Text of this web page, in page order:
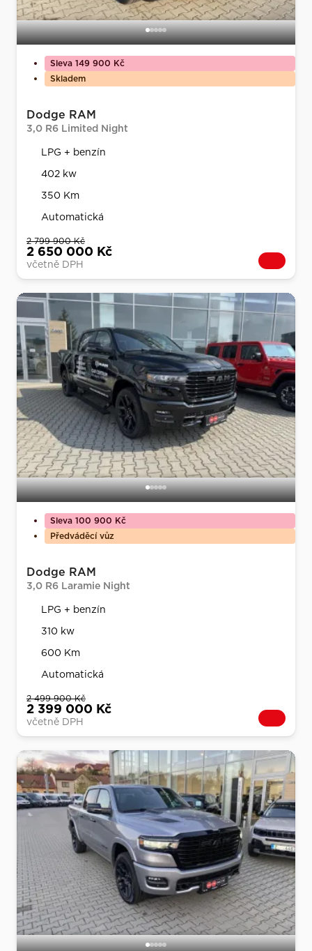
Sleva 149 900 Kč
Skladem
Dodge RAM
3,0 R6 Limited Night
LPG + benzín
402 kw
350 Km
Automatická
2 799 900 Kč
2 650 000 Kč
včetně DPH
Sleva 100 900 Kč
Předváděcí vůz
Dodge RAM
3,0 R6 Laramie Night
LPG + benzín
310 kw
600 Km
Automatická
2 499 900 Kč
2 399 000 Kč
včetně DPH